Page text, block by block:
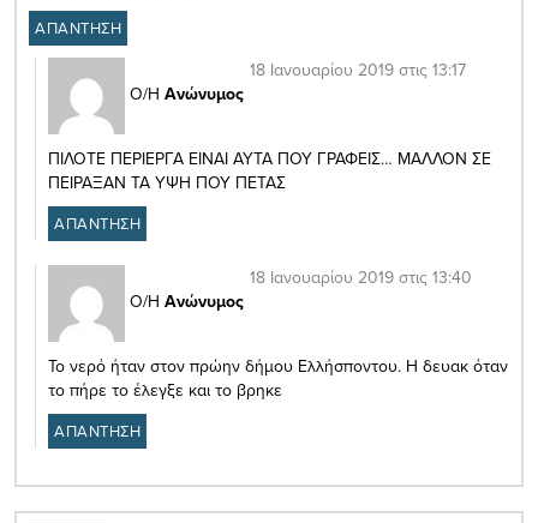
ΑΠΑΝΤΗΣΗ
Ο/Η Ανώνυμος
18 Ιανουαρίου 2019 στις 13:17
ΠΙΛΟΤΕ ΠΕΡΙΕΡΓΑ ΕΙΝΑΙ ΑΥΤΑ ΠΟΥ ΓΡΑΦΕΙΣ… ΜΑΛΛΟΝ ΣΕ
ΠΕΙΡΑΞΑΝ ΤΑ ΥΨΗ ΠΟΥ ΠΕΤΑΣ
ΑΠΑΝΤΗΣΗ
Ο/Η Ανώνυμος
18 Ιανουαρίου 2019 στις 13:40
Το νερό ήταν στον πρώην δήμου Ελλήσποντου. Η δευακ όταν
το πήρε το έλεγξε και το βρηκε
ΑΠΑΝΤΗΣΗ